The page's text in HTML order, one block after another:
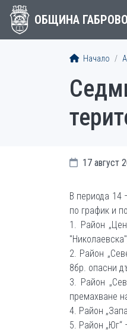
ОБЩИНА ГАБРОВО
Начало
17 август
В периода 14
по график и
1. Район
2. Район
8бр. опасни
3. Район
премахване
4. Район
5. Район